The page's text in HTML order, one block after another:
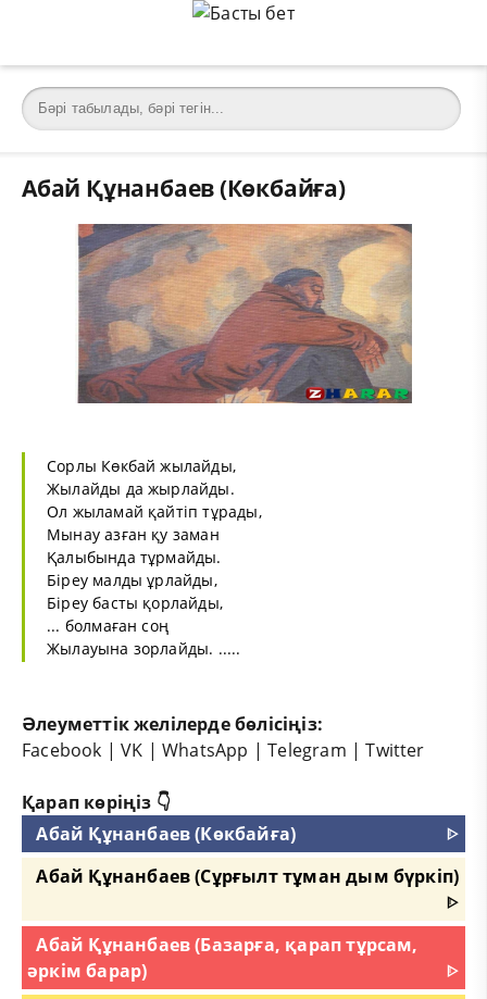
Абай Құнанбаев (Көкбайға)
Сорлы Көкбай жылайды,
Жылайды да жырлайды.
Ол жыламай қайтіп тұрады,
Мынау азған қу заман
Қалыбында тұрмайды.
Біреу малды ұрлайды,
Біреу басты қорлайды,
... болмаған соң
Жылауына зорлайды. .....
Әлеуметтік желілерде бөлісіңіз:
Facebook |VK |WhatsApp |Telegram |Twitter
Қарап көріңіз 👇
Абай Құнанбаев (Көкбайға)
ᐈ
Абай Құнанбаев (Сұрғылт тұман дым бүркіп)
ᐈ
Абай Құнанбаев (Базарға, қарап тұрсам,
әркім барар)
ᐈ